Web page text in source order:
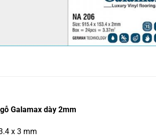
Galamax dày 2mm
x 3 mm